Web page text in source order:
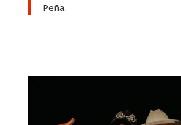
Peña.